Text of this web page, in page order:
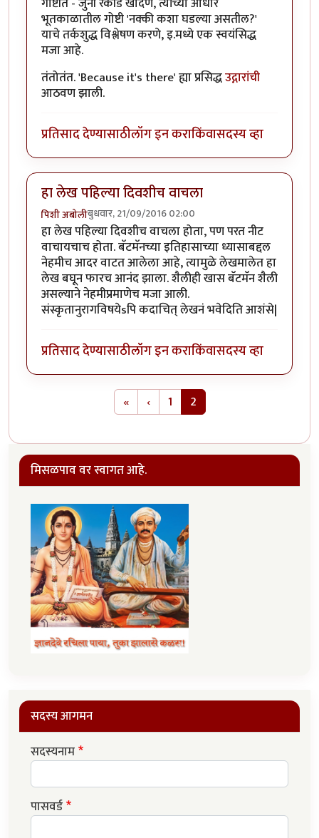
भूतकाळातील गोष्टी 'नक्की कशा घडल्या असतील?'
याचे तर्कशुद्ध विश्लेषण करणे, इ.मध्ये एक स्वयंसिद्ध
मजा आहे.
तंतोतंत. 'Because it's there' ह्या प्रसिद्धउद्गारांची
आठवण झाली.
प्रतिसाद देण्यासाठीलॉग इन कराकिंवासदस्य व्हा
हा लेख पहिल्या दिवशीच वाचला
पिशी अबोलीबुधवार, 21/09/2016 02:00
हा लेख पहिल्या दिवशीच वाचला होता, पण परत नीट
वाचायचाच होता. बॅटमॅनच्या इतिहासाच्या ध्यासाबद्दल
नेहमीच आदर वाटत आलेला आहे, त्यामुळे लेखमालेत हा
लेख बघून फारच आनंद झाला. शैलीही खास बॅटमॅन शैली
असल्याने नेहमीप्रमाणेच मजा आली.
संस्कृतानुरागविषयेsपि कदाचित् लेखनं भवेदिति आशंसे|
प्रतिसाद देण्यासाठीलॉग इन कराकिंवासदस्य व्हा
«First page
‹Previous page
1 2
मिसळपाव वर स्वागत आहे.
सदस्य आगमन
सदस्यनाम
पासवर्ड